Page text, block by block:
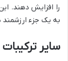
را افزایش دهند.
به یک جزء
سایر